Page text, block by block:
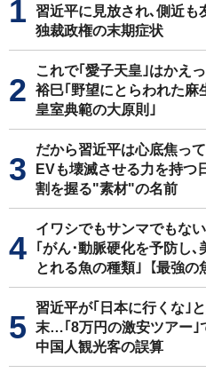
習近平に見放され､側近も
独裁政権の末期症状
これで｢愛子天皇｣はかえ
裕巳｢野望にとらわれた麻
皇室典範の大原則｣
だから習近平は心底焦っ
EVも壊滅させる力を持つ
割を握る"素材"の名前
イワシでもサンマでもな
｢がん･動脈硬化を予防し､
とれる魚の種類｣【最強の
習近平が｢日本に行くな｣
末…｢8万円の激安ツアー｣
中国人観光客の誤算